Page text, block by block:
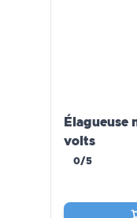
Élagueuse
volts
0/5